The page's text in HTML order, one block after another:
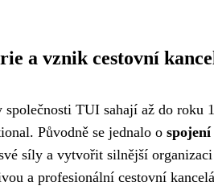
a vznik cestovní
společnosti TUI sahají až do roku
Původně se jednalo o
síly a vytvořit silnější
a profesionální cestovní